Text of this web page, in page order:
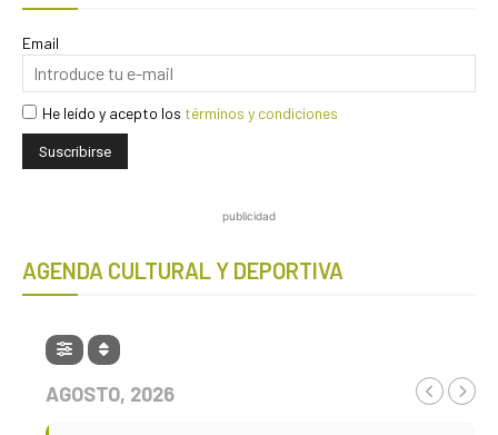
Email
He leído y acepto los términos y condiciones
publicidad
AGENDA CULTURAL Y DEPORTIVA
AGOSTO, 2026